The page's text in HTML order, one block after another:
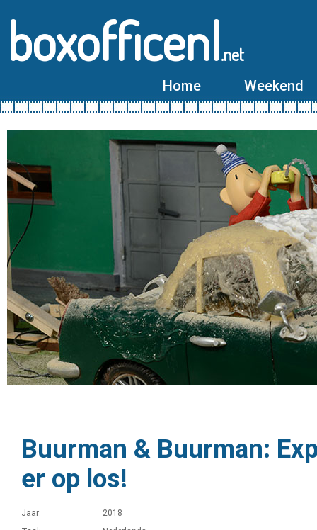
boxofficenl.net
Home Weekend
Buurman & Buurman:
er op los!
Jaar:
2018